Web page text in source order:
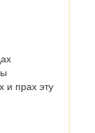
и прах эту